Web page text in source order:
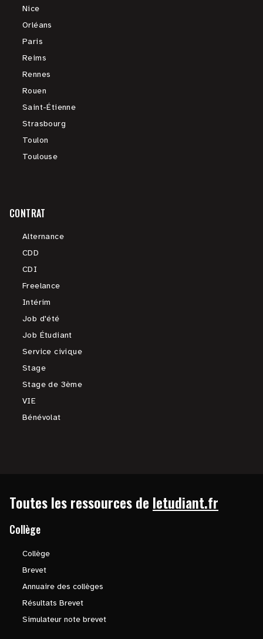
Nice
Orléans
Paris
Reims
Rennes
Rouen
Saint-Étienne
Strasbourg
Toulon
Toulouse
CONTRAT
Alternance
CDD
CDI
Freelance
Intérim
Job d'été
Job Étudiant
Service civique
Stage
Stage de 3ème
VIE
Bénévolat
Toutes les ressources de letudiant.fr
Collège
Collège
Brevet
Annuaire des collèges
Résultats Brevet
Simulateur note brevet